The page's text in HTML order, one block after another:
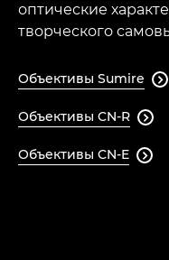
оптические
творческого
Объективы Sumire 
Объективы CN-R 
Объективы CN-E 